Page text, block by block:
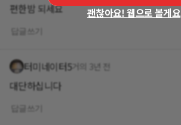
편한밤 되세요
터미네이터5거의 3년 전
대단하십니다
괜찮아요! 웹으로 볼게요